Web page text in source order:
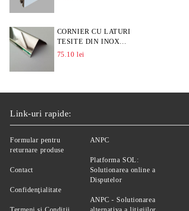
CORNIER CU LATURI
TESITE DIN INOX
L=A=25MM
75.10 lei
Link-uri rapide:
Formular pentru
returnare produse
Contact
Confidenţialitate
ANPC
Platforma SOL:
Solutionarea online a
Disputelor
ANPC - Solutionarea